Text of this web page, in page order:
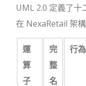
UML 2.0 定義了十
在 NexaRetail 架
運
算
子
完
整
名
行